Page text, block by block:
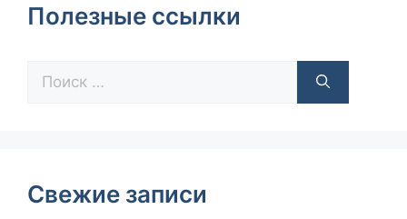
Полезные ссылки
Свежие записи